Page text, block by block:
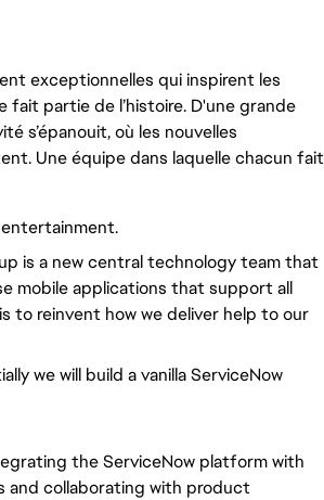
exceptionnelles qui inspirent les
partie de l’histoire. D'une grande
s’épanouit, où les nouvelles
Une équipe dans laquelle chacun fait
is a new central technology team that
mobile applications that support all
to reinvent how we deliver help to our
we will build a vanilla ServiceNow
the ServiceNow platform with
and collaborating with product